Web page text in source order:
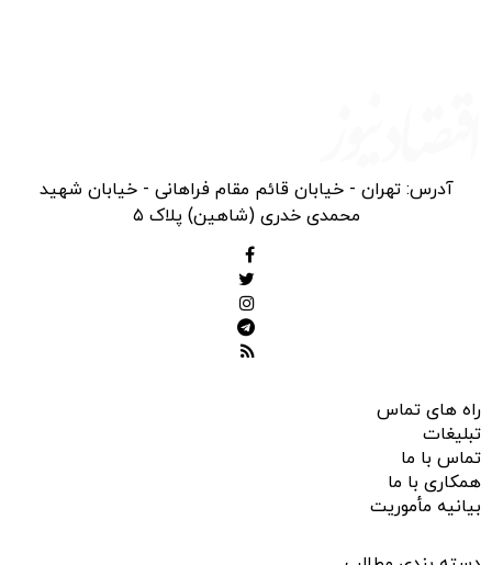
آدرس: تهران - خیابان قائم مقام فراهانی - خیابان شهید
محمدی خدری (شاهین) پلاک ۵
راه های تماس
تبلیغات
تماس با ما
همکاری با ما
بیانیه مأموریت